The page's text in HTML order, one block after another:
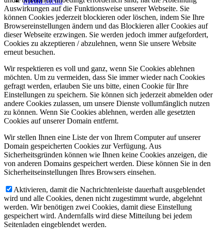
Auswirkungen auf die Funktionsweise unserer Webseite. Sie
können Cookies jederzeit blockieren oder löschen, indem Sie Ihre
Browsereinstellungen ändern und das Blockieren aller Cookies auf
dieser Webseite erzwingen. Sie werden jedoch immer aufgefordert,
Cookies zu akzeptieren / abzulehnen, wenn Sie unsere Website
erneut besuchen.
Wir respektieren es voll und ganz, wenn Sie Cookies ablehnen
möchten. Um zu vermeiden, dass Sie immer wieder nach Cookies
gefragt werden, erlauben Sie uns bitte, einen Cookie für Ihre
Einstellungen zu speichern. Sie können sich jederzeit abmelden oder
andere Cookies zulassen, um unsere Dienste vollumfänglich nutzen
zu können. Wenn Sie Cookies ablehnen, werden alle gesetzten
Cookies auf unserer Domain entfernt.
Wir stellen Ihnen eine Liste der von Ihrem Computer auf unserer
Domain gespeicherten Cookies zur Verfügung. Aus
Sicherheitsgründen können wie Ihnen keine Cookies anzeigen, die
von anderen Domains gespeichert werden. Diese können Sie in den
Sicherheitseinstellungen Ihres Browsers einsehen.
Aktivieren, damit die Nachrichtenleiste dauerhaft ausgeblendet
wird und alle Cookies, denen nicht zugestimmt wurde, abgelehnt
werden. Wir benötigen zwei Cookies, damit diese Einstellung
gespeichert wird. Andernfalls wird diese Mitteilung bei jedem
Seitenladen eingeblendet werden.